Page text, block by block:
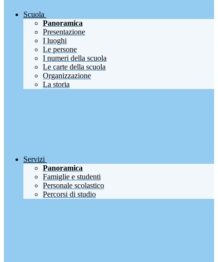
Scuola
Panoramica
Presentazione
I luoghi
Le persone
I numeri della scuola
Le carte della scuola
Organizzazione
La storia
Servizi
Panoramica
Famiglie e studenti
Personale scolastico
Percorsi di studio